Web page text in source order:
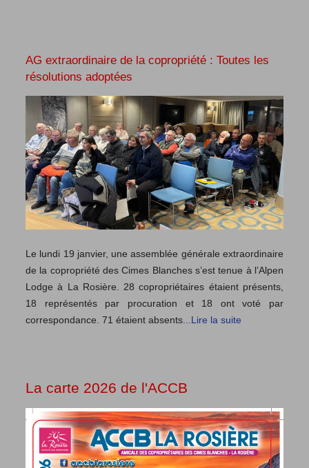
AG extraordinaire de la copropriété : Toutes les
résolutions adoptées
Le lundi 19 janvier, une assemblée générale extraordinaire
de la copropriété des Cimes Blanches s’est tenue à l’Alpen
Lodge à La Rosière. 28 copropriétaires étaient présents,
18 représentés par procuration et 18 ont voté par
correspondance. 71 étaient absents...Lire la suite
La carte 2026 de l'ACCB